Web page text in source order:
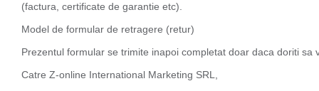
(factura, certificate de garantie etc).
Model de formular de retragere (retur)
Prezentul formular se trimite inapoi completat doar daca doriti
Catre Z-online International Marketing SRL,